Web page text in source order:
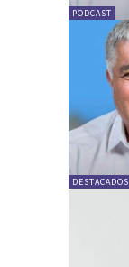
PODCAST
DESTACADOS